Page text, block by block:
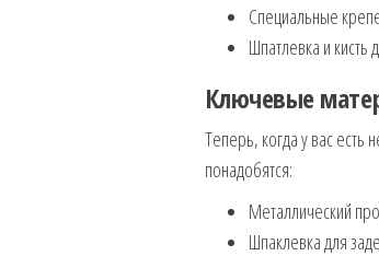
Специальные
Шпатлевка и кисть
Ключевые
Теперь, когда у вас
понадобятся:
Металлический
Шпаклевка для